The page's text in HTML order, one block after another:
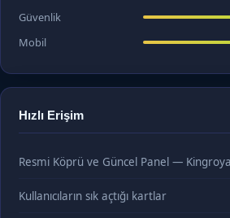
Güvenlik
Mobil
Hızlı Erişim
Resmi Köprü ve Güncel Panel —
Kullanıcıların sık açtığı kartlar